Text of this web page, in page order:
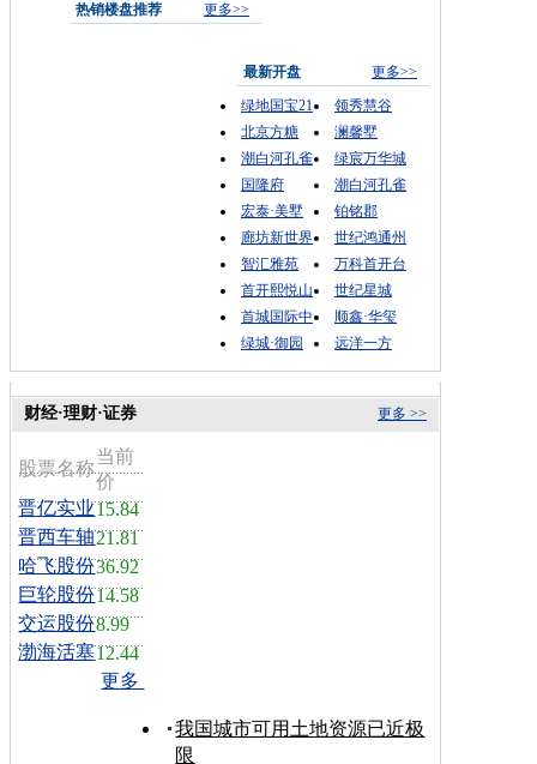
热销楼盘推荐 更多>>
最新开盘
更多>>
绿地国宝21
领秀慧谷
北京方糖
澜馨墅
潮白河孔雀
绿宸万华城
国隆府
潮白河孔雀
宏泰·美墅
铂铭郡
廊坊新世界
世纪鸿通州
智汇雅苑
万科首开台
首开熙悦山
世纪星城
首城国际中
顺鑫·华玺
绿城·御园
远洋一方
更多 >>
财经·理财·证券
股票名称
当前
价
晋亿实业15.84
晋西车轴21.81
哈飞股份36.92
巨轮股份14.58
交运股份8.99
渤海活塞12.44
更多
我国城市可用土地资源已近极
限